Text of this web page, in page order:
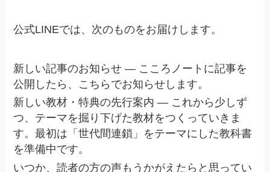
公式LINEでは、次のものをお届けします。
新しい記事のお知らせ ― こころノートに記事を
公開したら、こちらでお知らせします。
新しい教材・特典の先行案内 ― これから少しず
つ、テーマを掘り下げた教材をつくっていきま
す。最初は「世代間連鎖」をテーマにした教科書
を準備中です。
いつか、読者の方の声もうかがえたらと思ってい